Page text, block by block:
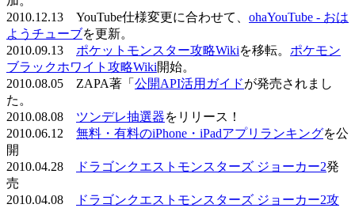
2010.12.13 YouTube仕様変更に合わせて、 ohaYouTube - おは
ようチューブを更新。
2010.09.13 ポケットモンスター攻略Wikiを移転。 ポケモン
ブラックホワイト攻略Wiki開始。
2010.08.05 ZAPA著「 公開API活用ガイドが発売されまし
た。
2010.08.08 ツンデレ抽選器をリリース！
2010.06.12 無料・有料のiPhone・iPadアプリランキングを公
開
2010.04.28
ドラゴンクエストモンスターズ ジョーカー2発
売
2010.04.08
ドラゴンクエストモンスターズ ジョーカー2攻